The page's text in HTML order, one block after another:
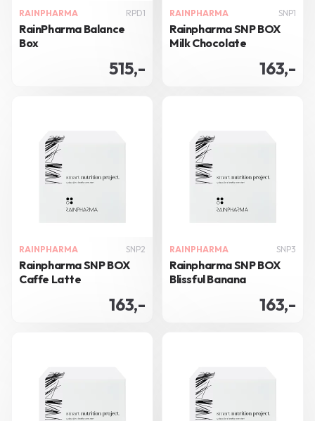
RAINPHARMA RPD1
RainPharma Balance
Box
515,-
RAINPHARMA SNP1
Rainpharma SNP BOX
Milk Chocolate
163,-
RAINPHARMA SNP2
Rainpharma SNP BOX
Caffe Latte
163,-
RAINPHARMA SNP3
Rainpharma SNP BOX
Blissful Banana
163,-